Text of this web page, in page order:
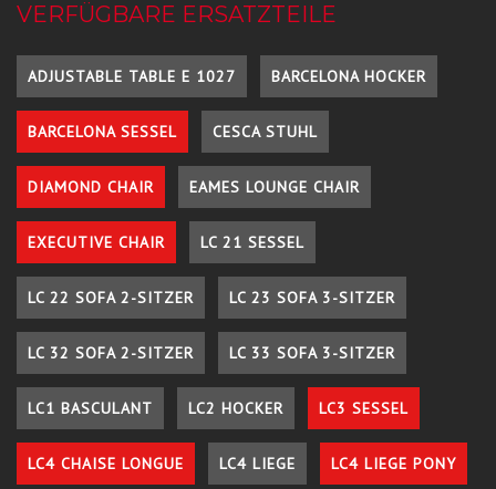
VERFÜGBARE ERSATZTEILE
ADJUSTABLE TABLE E 1027 BARCELONA HOCKER
BARCELONA SESSEL CESCA STUHL
DIAMOND CHAIR EAMES LOUNGE CHAIR
EXECUTIVE CHAIR LC 21 SESSEL
LC 22 SOFA 2-SITZER LC 23 SOFA 3-SITZER
LC 32 SOFA 2-SITZER LC 33 SOFA 3-SITZER
LC1 BASCULANT LC2 HOCKER LC3 SESSEL
LC4 CHAISE LONGUE LC4 LIEGE LC4 LIEGE PONY